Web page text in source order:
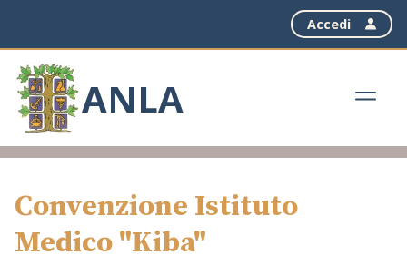
Accedi
ANLA
Convenzione Istituto
Medico "Kiba"